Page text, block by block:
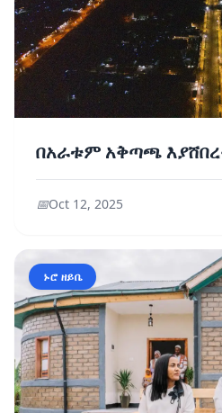
በአራቱም አቅጣጫ
📅Oct 12, 2025
ኑሮ ዘይቤ